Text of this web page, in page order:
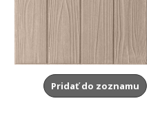
Pridať do zoznamu